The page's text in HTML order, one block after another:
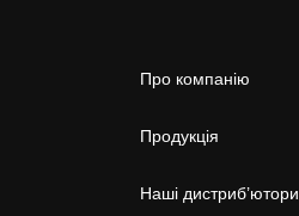
Про компанію
Продукція
Наші дистриб’ютори